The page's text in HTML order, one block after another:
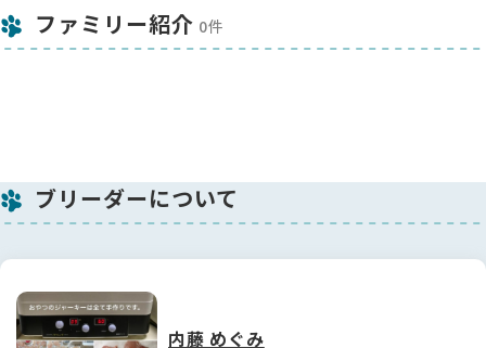
ファミリー紹介 0件
ブリーダーについて
内藤 めぐみ